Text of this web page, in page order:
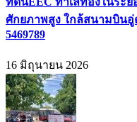
ศักยภาพสูง ใกล้สนามบินอู่
5469789
16 มิถุนายน 2026